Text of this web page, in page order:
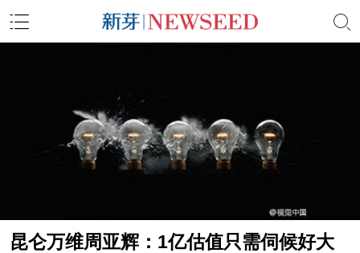
昆仑万维周亚辉：1亿估值只需伺候好大